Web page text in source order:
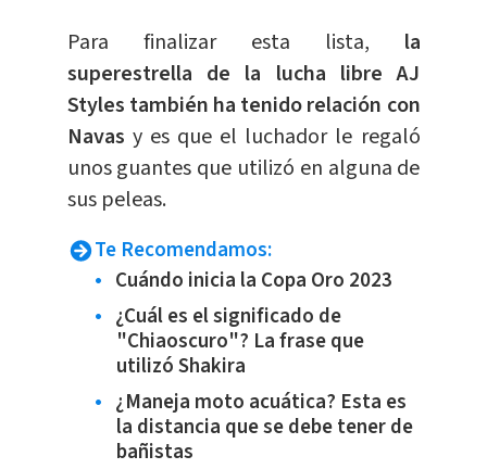
Para finalizar esta lista, la
superestrella de la lucha libre AJ
Styles también ha tenido relación con
Navas y es que el luchador le regaló
unos guantes que utilizó en alguna de
sus peleas.
Te Recomendamos:
Cuándo inicia la Copa Oro 2023
¿Cuál es el significado de
"Chiaoscuro"? La frase que
utilizó Shakira
¿Maneja moto acuática? Esta es
la distancia que se debe tener de
bañistas